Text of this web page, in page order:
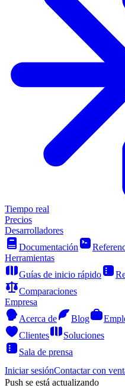
Tiempo real
Precios
Desarrolladores
Documentación
Herramientas
Guías de inicio rápido
Comparaciones
Empresa
Acerca de
Blog
Clientes
Soluciones
Sala de prensa
Iniciar sesiónContactar con
Push se está actualizando